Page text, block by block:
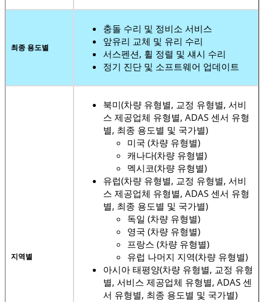
최종 용도별
충돌 수리 및 정비소 서비스
앞유리 교체 및 유리 수리
서스펜션, 휠 정렬 및 섀시 수리
정기 진단 및 소프트웨어 업데이트
지역별
북미(차량 유형별, 교정 유형별, 서비
스 제공업체 유형별, ADAS 센서 유형
별, 최종 용도별 및 국가별)
미국 (차량 유형별)
캐나다(차량 유형별)
멕시코(차량 유형별)
유럽(차량 유형별, 교정 유형별, 서비
스 제공업체 유형별, ADAS 센서 유형
별, 최종 용도별 및 국가별)
독일 (차량 유형별)
영국 (차량 유형별)
프랑스 (차량 유형별)
유럽 ​​나머지 지역(차량 유형별)
아시아 태평양(차량 유형별, 교정 유형
별, 서비스 제공업체 유형별, ADAS 센
서 유형별, 최종 용도별 및 국가별)